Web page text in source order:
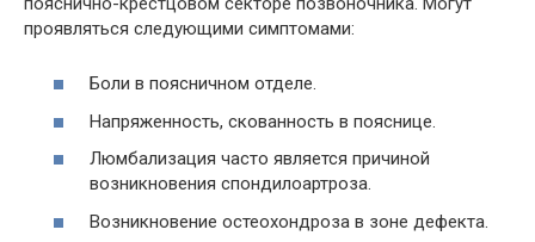
проявляться следующими симптомами:
Боли в поясничном отделе.
Напряженность, скованность в пояснице.
Люмбализация часто является причиной
возникновения спондилоартроза.
Возникновение остеохондроза в зоне дефекта.